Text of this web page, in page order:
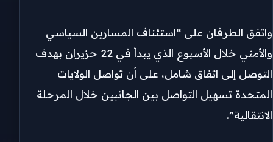
واتفق الطرفان على “استئناف المسارين السياسي
والأمني خلال الأسبوع الذي يبدأ في 22 حزيران بهدف
التوصل إلى اتفاق شامل، على أن تواصل الولايات
المتحدة تسهيل التواصل بين الجانبين خلال المرحلة
الانتقالية”.